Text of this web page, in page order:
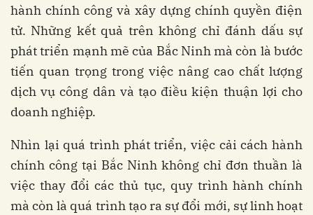
hành chính công và xây dựng chính quyền điện
tử. Những kết quả trên không chỉ đánh dấu sự
phát triển mạnh mẽ của Bắc Ninh mà còn là bước
tiến quan trọng trong việc nâng cao chất lượng
dịch vụ công dân và tạo điều kiện thuận lợi cho
doanh nghiệp.
Nhìn lại quá trình phát triển, việc cải cách hành
chính công tại Bắc Ninh không chỉ đơn thuần là
việc thay đổi các thủ tục, quy trình hành chính
mà còn là quá trình tạo ra sự đổi mới, sự linh hoạt